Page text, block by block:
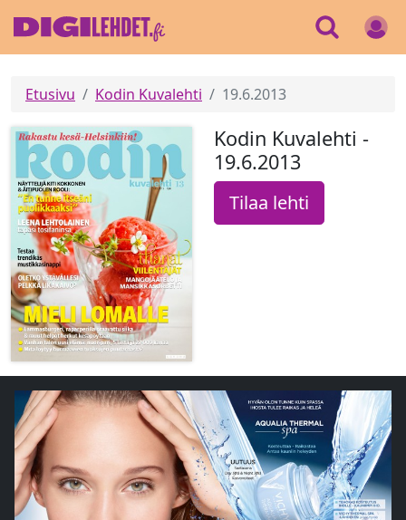
Etusivu Kodin Kuvalehti 19.6.2013
Kodin Kuvalehti -
19.6.2013
Tilaa lehti